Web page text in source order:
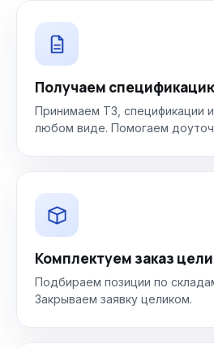
Получаем
Принимаем ТЗ, спецификации
любом виде. Помогаем
Комплектуем заказ
Подбираем позиции по
Закрываем заявку целиком.